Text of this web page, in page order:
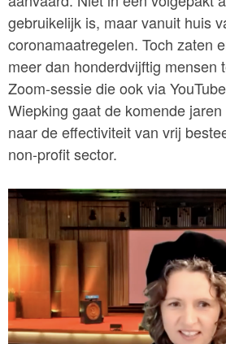
gebruikelijk is, maar vanuit huis
coronamaatregelen. Toch zaten
meer dan honderdvijftig mensen
Zoom-sessie die ook via
Wiepking gaat de komende
naar de effectiviteit van vrij
non-profit sector.